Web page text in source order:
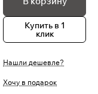
Купить в 1
клик
Нашли дешевле?
Хочу в подарок